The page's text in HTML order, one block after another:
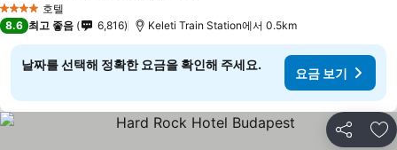
4 성급 호텔
8.6 최고 좋음 6,816 Keleti Train Station에서 0.5km
날짜를 선택해 정확한 요금을 확인해 주세요.
요금 보기
공유 즐